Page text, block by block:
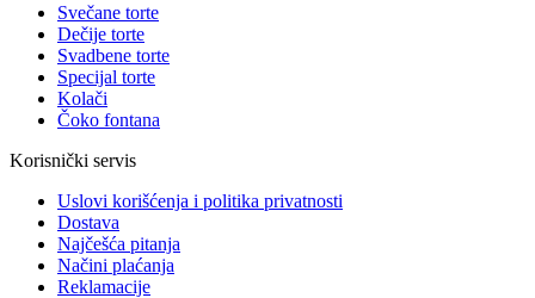
Svečane torte
Dečije torte
Svadbene torte
Specijal torte
Kolači
Čoko fontana
Korisnički servis
Uslovi korišćenja i politika privatnosti
Dostava
Najčešća pitanja
Načini plaćanja
Reklamacije